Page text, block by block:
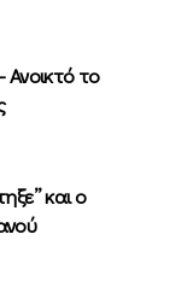
το
και ο